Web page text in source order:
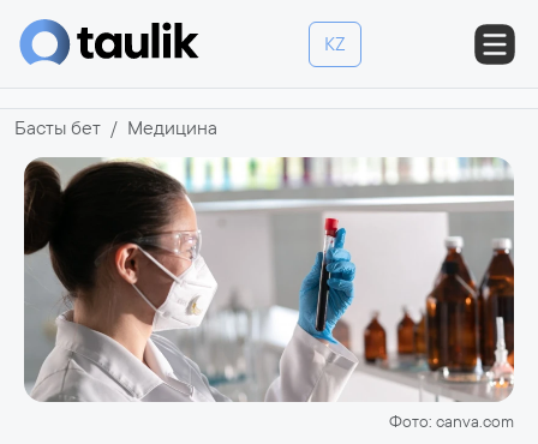
KZ
Басты бет Медицина
Фото: canva.com